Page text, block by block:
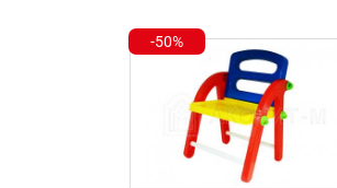
-50%